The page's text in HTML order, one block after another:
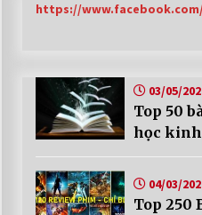
https://
03/05/
Top 50
học kinh
04/03/
Top 250